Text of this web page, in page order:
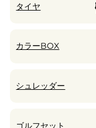
タイヤ
カラーBOX
シュレッダー
ゴルフセット